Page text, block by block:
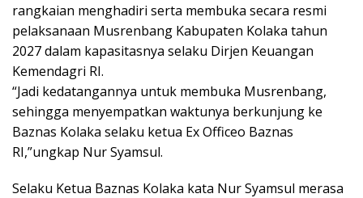
rangkaian menghadiri serta membuka secara resmi
pelaksanaan Musrenbang Kabupaten Kolaka tahun
2027 dalam kapasitasnya selaku Dirjen Keuangan
Kemendagri RI.
“Jadi kedatangannya untuk membuka Musrenbang,
sehingga menyempatkan waktunya berkunjung ke
Baznas Kolaka selaku ketua Ex Officeo Baznas
RI,”ungkap Nur Syamsul.
Selaku Ketua Baznas Kolaka kata Nur Syamsul merasa